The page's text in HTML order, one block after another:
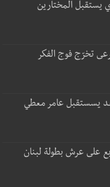
المختارين
تخرّج فوج الفكر
يسستقبل عامر معطي
على عرش بطولة لبنان